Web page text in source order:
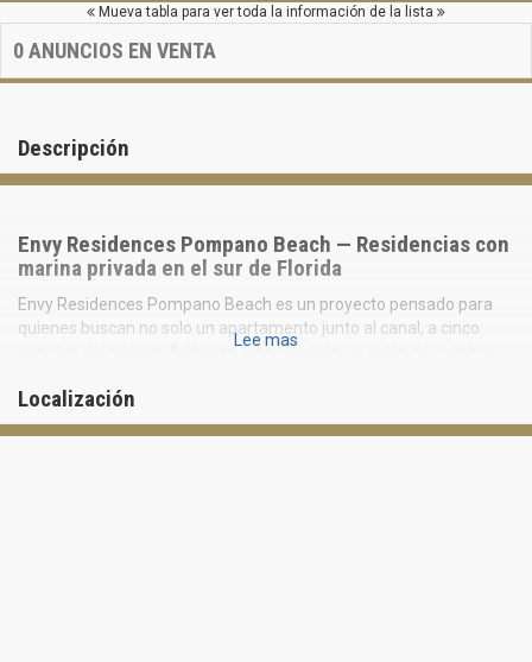
Mueva tabla para ver toda la información de la lista
0ANUNCIOS EN VENTA
Descripción
Envy Residences Pompano Beach — Residencias con
marina privada en el sur de Florida
Envy Residences Pompano Beach es un proyecto pensado para
quienes buscan no solo un apartamento junto al canal, a cinco
minutos del océano Atlántico, sino también un estilo de vida bien
Aquí no solo importan la estética y el nivel de acabado, sino
también la practicidad de la propiedad: el edificio ya existe, la
Lee mas
Localización